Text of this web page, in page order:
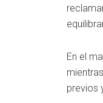
En el
previos